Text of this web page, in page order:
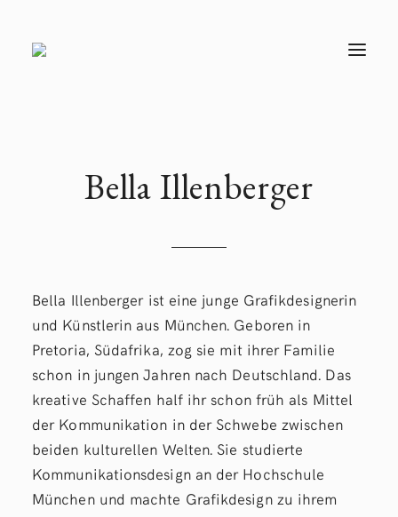
T
Bella Illenberger
Bella Illenberger ist eine junge Grafikdesignerin
und Künstlerin aus München. Geboren in
Pretoria, Südafrika, zog sie mit ihrer Familie
schon in jungen Jahren nach Deutschland. Das
kreative Schaffen half ihr schon früh als Mittel
der Kommunikation in der Schwebe zwischen
beiden kulturellen Welten. Sie studierte
Kommunikationsdesign an der Hochschule
München und machte Grafikdesign zu ihrem